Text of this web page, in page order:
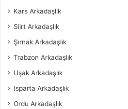
Kars Arkadaşlık
Siirt Arkadaşlık
Şırnak Arkadaşlık
Trabzon Arkadaşlık
Uşak Arkadaşlık
Isparta Arkadaşlık
Ordu Arkadaşlık